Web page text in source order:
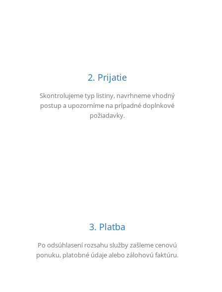
2. Prijatie
Skontrolujeme typ listiny, navrhneme vhodný
postup a upozorníme na prípadné doplnkové
požiadavky.
3. Platba
Po odsúhlasení rozsahu služby zašleme cenovú
ponuku, platobné údaje alebo zálohovú faktúru.